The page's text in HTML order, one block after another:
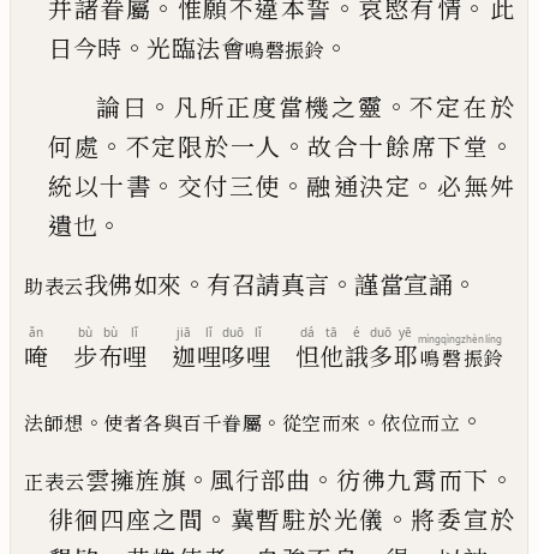
并諸眷屬 。 惟願不違本誓 。 哀愍有情 。 此
日今時 。 光臨法會鳴磬振鈴 。
論曰 。 凡所正度當機之靈 。 不定在於
何處 。 不定限於一人 。 故合十餘席下堂 。
統以十書 。 交付三使 。 融通決定 。 必無舛
遺也 。
助表云我佛如來 。 有召請真言 。 謹當宣誦 。
唵
ǎn
步
bù
布
bù
哩
lǐ
迦
jiā
哩
lǐ
哆
duō
哩
lǐ
怛
dá
他
tā
誐
é
多
duō
耶
yē
鳴
míng
磬
qìng
振
zhèn
鈴
líng
法師想 。 使者各與百千眷屬 。 從空而來 。 依位而立 。
正表云雲擁旌旗 。 風行部曲 。 彷彿九霄而下 。
徘徊四座之間 。 冀暫駐於光儀 。 將委宣於